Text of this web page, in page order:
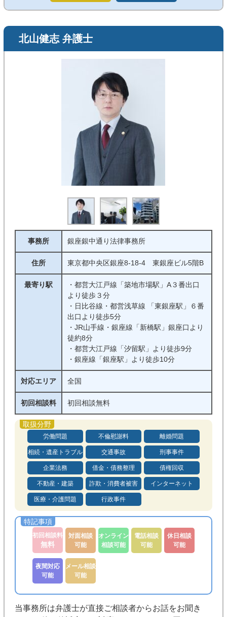
北山健志 弁護士
事務所 銀座銀中通り法律事務所
住所 東京都中央区銀座8-18-4 東銀座ビル5階B
最寄り駅
・都営大江戸線「築地市場駅」A３番出口
より徒歩３分
・日比谷線・都営浅草線 「東銀座駅」６番
出口より徒歩5分
・JR山手線・銀座線「新橋駅」銀座口より
徒約8分
・都営大江戸線「汐留駅」より徒歩9分
・銀座線「銀座駅」より徒歩10分
対応エリア 全国
初回相談料 初回相談無料
労働問題 不倫慰謝料 離婚問題
相続・遺産トラブル 交通事故 刑事事件
企業法務 借金・債務整理 債権回収
不動産・建築 詐欺・消費者被害 インターネット
医療・介護問題 行政事件
初回相談料
無料
対面相談
可能
オンライン
相談可能
電話相談
可能
休日相談
可能
夜間対応
可能
メール相談
可能
当事務所は弁護士が直接ご相談者からお話をお聞き